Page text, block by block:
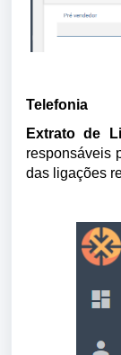
Telefonia
Extrato de
responsáveis
das ligações